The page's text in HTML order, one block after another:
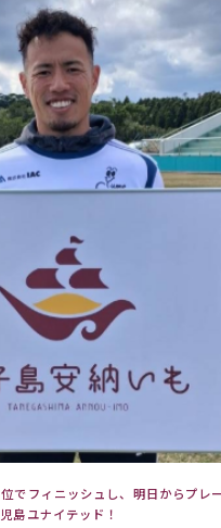
でフィニッシュし、明日からプレ
島ユナイテッド！